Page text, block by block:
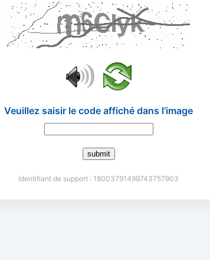
Veuillez saisir le code affiché dans l’image
submit
Identifiant de support : 18003791499743757903